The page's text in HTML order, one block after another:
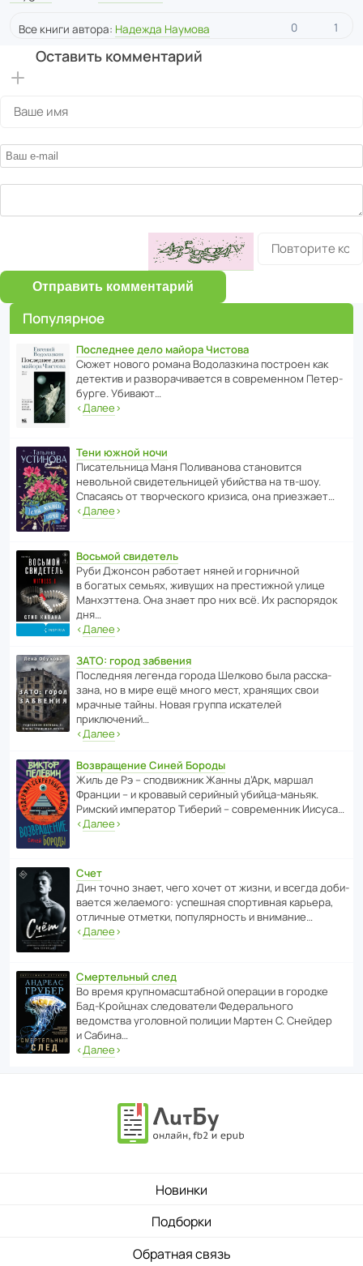
Все книги автора: Надежда Наумова 0 1
Оставить комментарий
Отправить комментарий
Популярное
Последнее дело майора Чистова
Сюжет нового романа Водо­ла­з­кина пост­роен как
дете­ктив и разво­ра­чи­ва­ется в совре­менном Пете­р­
бурге. Убивают…
‹Далее›
Тени южной ночи
Писа­тель­ница Маня Поли­ва­нова стано­вится
невольной свиде­тель­ницей убийства на тв-шоу.
Спасаясь от твор­че­с­кого кризиса, она приезжает…
‹Далее›
Восьмой свидетель
Руби Джонсон рабо­тает няней и горни­чной
в богатых семьях, живущих на прес­ти­жной улице
Манх­эт­тена. Она знает про них всё. Их распо­рядок
дня…
‹Далее›
ЗАТО: город забвения
После­дняя легенда города Шелково была расска­
зана, но в мире ещё много мест, хранящих свои
мрачные тайны. Новая группа иска­телей
приключений…
‹Далее›
Возвращение Синей Бороды
Жиль де Рэ – спод­ви­жник Жанны д’Арк, маршал
Франции – и кровавый серийный убийца-маньяк.
Римский импе­ратор Тиберий – совре­менник Иисуса…
‹Далее›
Счет
Дин точно знает, чего хочет от жизни, и всегда доби­
ва­ется жела­е­мого: успе­шная спор­ти­вная карьера,
отли­чные отметки, попу­ля­р­ность и внимание…
‹Далее›
Смертельный след
Во время круп­но­мас­ш­та­бной операции в городке
Бад‑Крой­цнах следо­ва­тели Феде­раль­ного
ведомства уголо­вной полиции Мартен С. Снейдер
и Сабина…
‹Далее›
Новинки
Подборки
Обратная связь